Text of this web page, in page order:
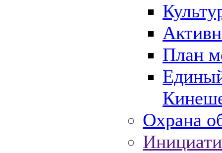
План
Охрана